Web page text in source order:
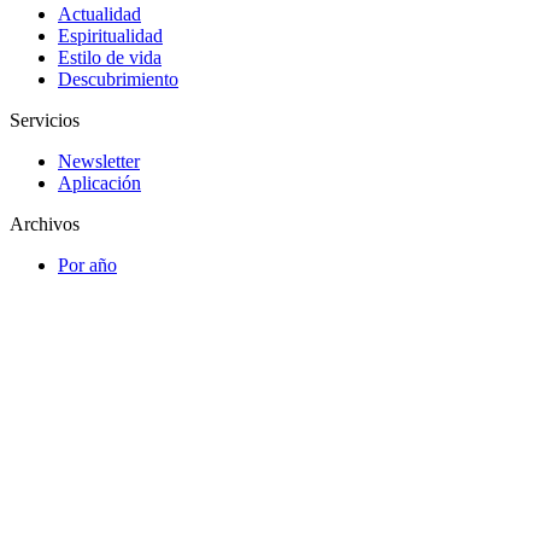
Actualidad
Espiritualidad
Estilo de vida
Descubrimiento
Servicios
Newsletter
Aplicación
Archivos
Por año